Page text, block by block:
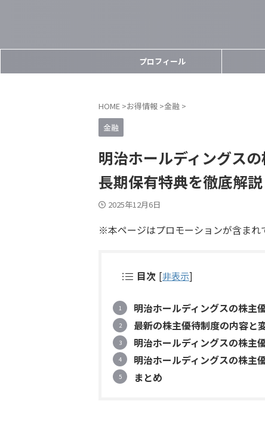
プロフィール
HOME >お得情報 >金融 >
金融
明治ホールディングス
長期保有特典を徹底解説
2025年12月6日
※本ページはプロモーションが含まれ
目次 [非表示]
明治ホールディングスの株主
最新の株主優待制度の内容と
明治ホールディングスの株主
明治ホールディングスの株主
まとめ